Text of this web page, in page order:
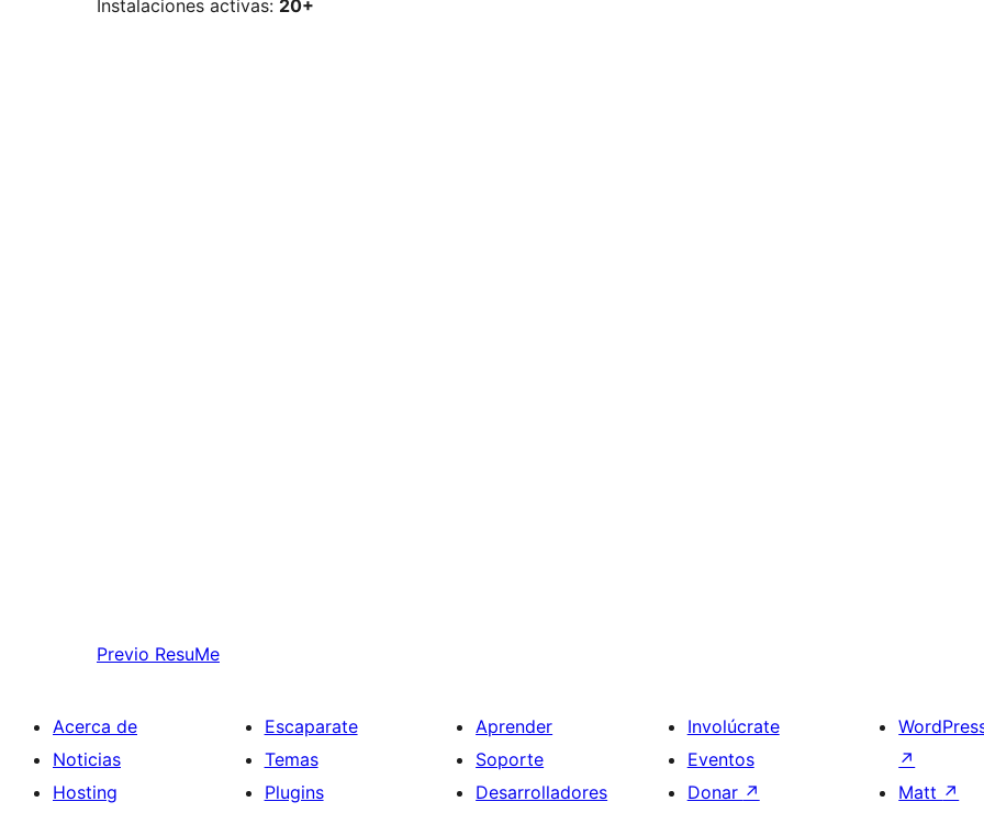
Instalaciones activas: 20+
Previo ResuMe
Acerca de
Noticias
Hosting
Escaparate
Temas
Plugins
Aprender
Soporte
Desarrolladores
Involúcrate
Eventos
Donar ↗
↗
Matt ↗